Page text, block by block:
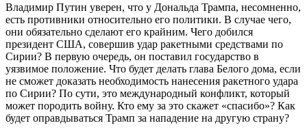
Владимир Путин уверен, что у Дональда Трампа, несомненно,
есть противники относительно его политики. В случае чего,
они обязательно сделают его крайним. Чего добился
президент США, совершив удар ракетными средствами по
Сирии? В первую очередь, он поставил государство в
уязвимое положение. Что будет делать глава Белого дома, если
не сможет доказать необходимость нанесения ракетного удара
по Сирии? По сути, это международный конфликт, который
может породить войну. Кто ему за это скажет «спасибо»? Как
будет оправдываться Трамп за нападение на другую страну?